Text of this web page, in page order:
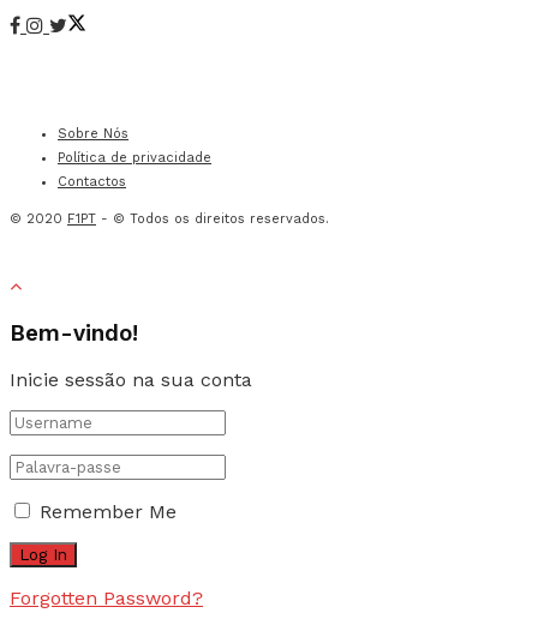
Sobre Nós
Política de privacidade
Contactos
© 2020 F1PT - © Todos os direitos reservados.
Bem-vindo!
Inicie sessão na sua conta
Remember Me
Forgotten Password?